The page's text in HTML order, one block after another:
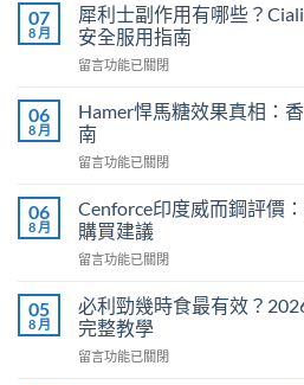
07
8 月
犀利士副作用有哪些？
安全服用指南
在
利
士
副
作
有
哪
些？
Cialis
見
副
用
留言功能已關閉
06
8 月
Hamer悍馬糖效果真相：
南
在
悍
馬
糖
效
真
相：
香
港
留言功能已關閉
06
8 月
Cenforce印度威而鋼評價
購買建議
在
印
度
威
而
留言功能已關閉
05
8 月
必利勁幾時食最有效？
完整教學
在
留言功能已關閉